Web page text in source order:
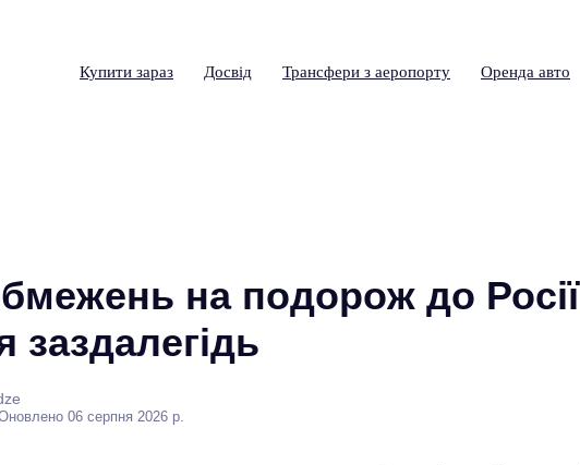
Купити зараз Досвід Трансфери з аеропорту Оренда авто
на подорож до Росії
заздалегідь
06 серпня 2026 р.